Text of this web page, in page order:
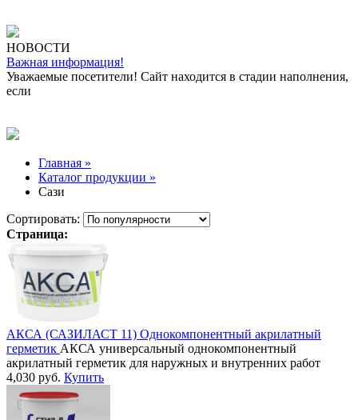
НОВОСТИ
Важная информация!
Уважаемые посетители! Сайт находится в стадии наполнения,
если
Главная »
Каталог продукции »
Сази
Сортировать:
Страница:
АКСА (САЗИЛАСТ 11) Однокомпонентный акрилатный
герметик АКСА универсальный однокомпонентный
акрилатный герметик для наружных и внутренних работ
4,030 руб. Купить